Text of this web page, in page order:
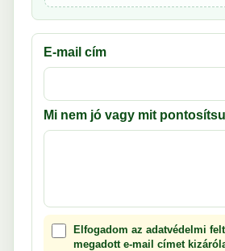
E-mail cím
Mi nem jó vagy mit
Elfogadom az adatvédelmi
megadott e-mail címet